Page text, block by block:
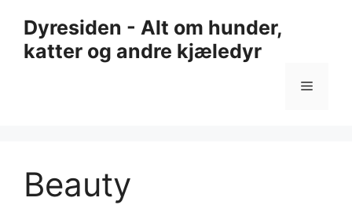
innhold
Dyresiden - Alt om hunder,
katter og andre kjæledyr
Meny
Beauty